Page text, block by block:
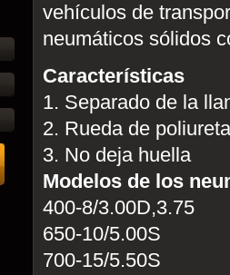
vehículos de
neumáticos sólidos
Características
1. Separado de la
2. Rueda de
3. No deja huella
Modelos de los
400-8/3.00D,3.75
650-10/5.00S
700-15/5.50S